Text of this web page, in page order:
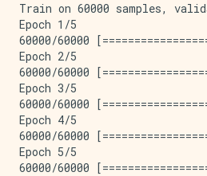
Train on 60000 samples,
Epoch 1/5
60000/60000
Epoch 2/5
60000/60000
Epoch 3/5
60000/60000
Epoch 4/5
60000/60000
Epoch 5/5
60000/60000